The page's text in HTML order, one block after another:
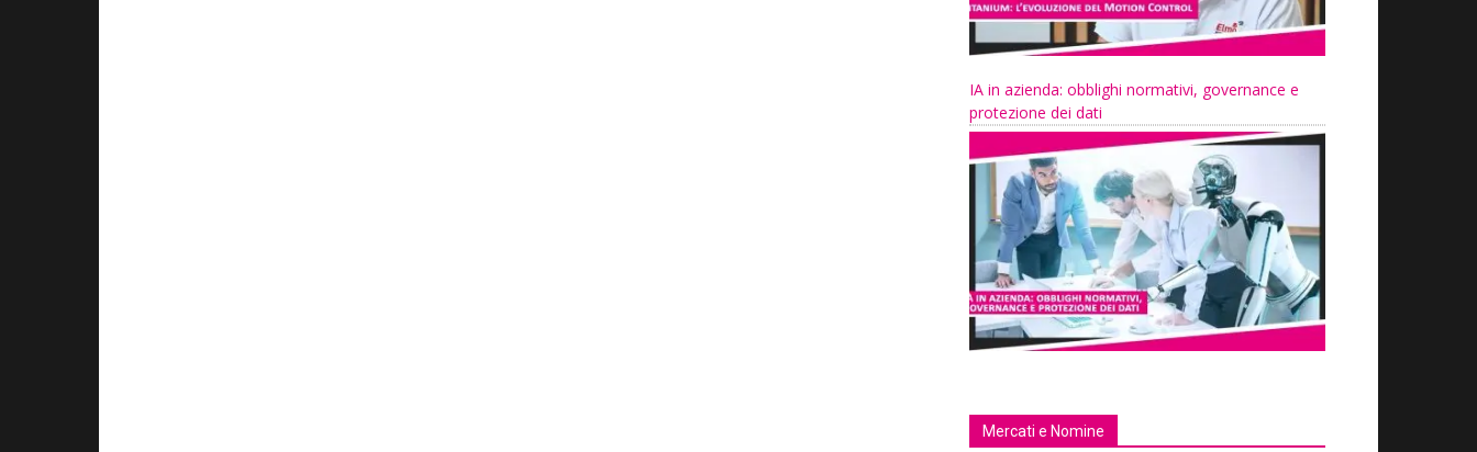
IA in azienda: obblighi normativi, governance e
protezione dei dati
Mercati e Nomine